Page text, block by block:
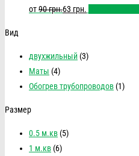
от90грн.63 грн.
Вид
двухжильный (3)
Маты (4)
Обогрев трубопроводов (1)
Размер
0.5 м.кв (5)
1 м.кв (6)